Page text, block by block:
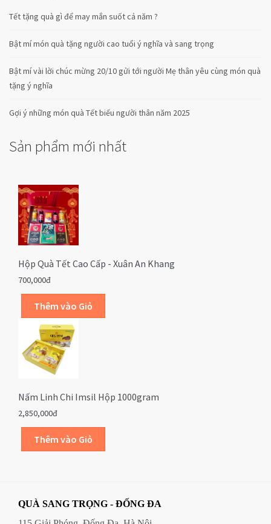
Tết tặng quà gì để may mắn suốt cả năm ?
Bật mí món quà tặng người cao tuổi ý nghĩa và sang trọng
Bật mí vài lời chúc mừng 20/10 gửi tới người Mẹ thân yêu cùng món quà
tặng ý nghĩa
Gợi ý những món quà Tết biếu người thân năm 2025
Sản phẩm mới nhất
Hộp Quà Tết Cao Cấp - Xuân An Khang
700,000đ
Nấm Linh Chi Imsil Hộp 1000gram
2,850,000đ
QUÀ SANG TRỌNG - ĐỐNG ĐA